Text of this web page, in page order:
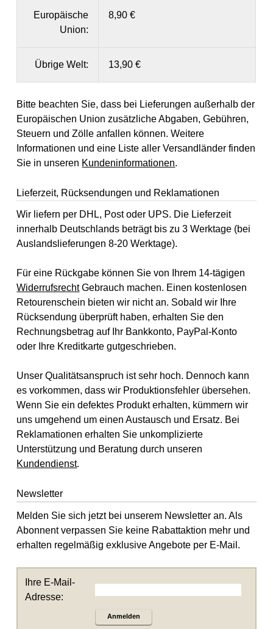
Europäische
Union:
8,90 €
Übrige Welt: 13,90 €
Bitte beachten Sie, dass bei Lieferungen außerhalb der
Europäischen Union zusätzliche Abgaben, Gebühren,
Steuern und Zölle anfallen können. Weitere
Informationen und eine Liste aller Versandländer finden
Sie in unseren Kundeninformationen.
Lieferzeit, Rücksendungen und Reklamationen
Wir liefern per DHL, Post oder UPS. Die Lieferzeit
innerhalb Deutschlands beträgt bis zu 3 Werktage (bei
Auslandslieferungen 8-20 Werktage).
Für eine Rückgabe können Sie von Ihrem 14-tägigen
WiderrufsrechtGebrauch machen. Einen kostenlosen
Retourenschein bieten wir nicht an. Sobald wir Ihre
Rücksendung überprüft haben, erhalten Sie den
Rechnungsbetrag auf Ihr Bankkonto, PayPal-Konto
oder Ihre Kreditkarte gutgeschrieben.
Unser Qualitätsanspruch ist sehr hoch. Dennoch kann
es vorkommen, dass wir Produktionsfehler übersehen.
Wenn Sie ein defektes Produkt erhalten, kümmern wir
uns umgehend um einen Austausch und Ersatz. Bei
Reklamationen erhalten Sie unkomplizierte
Unterstützung und Beratung durch unseren
Kundendienst.
Newsletter
Melden Sie sich jetzt bei unserem Newsletter an. Als
Abonnent verpassen Sie keine Rabattaktion mehr und
erhalten regelmäßig exklusive Angebote per E-Mail.
Ihre E-Mail-
Adresse:
Anmelden